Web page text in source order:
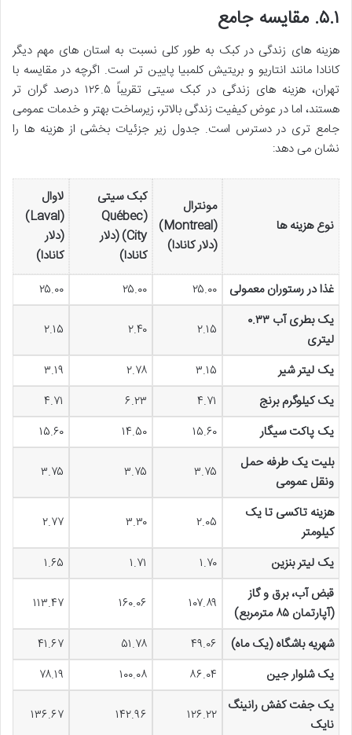
۵.۱. مقایسه جامع
هزینه های زندگی در کبک به طور کلی نسبت به استان های مهم دیگر
کانادا مانند انتاریو و بریتیش کلمبیا پایین تر است. اگرچه در مقایسه با
تهران، هزینه های زندگی در کبک سیتی تقریباً ۱۲۶.۵ درصد گران تر
هستند، اما در عوض کیفیت زندگی بالاتر، زیرساخت بهتر و خدمات عمومی
جامع تری در دسترس است. جدول زیر جزئیات بخشی از هزینه ها را
نشان می دهد:
نوع هزینه ها
مونترال
(Montreal)
(دلار کانادا)
کبک سیتی
(Québec
City) (دلار
کانادا)
لاوال
(Laval)
(دلار
کانادا)
غذا در رستوران معمولی
۲۵.۰۰ ۲۵.۰۰
۲۵.۰۰
یک بطری آب ۰.۳۳
لیتری
۲.۱۵ ۲.۴۰ ۲.۱۵
یک لیتر شیر ۳.۱۵ ۲.۷۸
۳.۱۹
یک کیلوگرم برنج
۴.۷۱ ۶.۲۳
۴.۷۱
یک پاکت سیگار
۱۵.۶۰ ۱۴.۵۰
۱۵.۶۰
بلیت یک طرفه حمل
ونقل عمومی
۳.۷۵ ۳.۷۵ ۳.۷۵
هزینه تاکسی تا یک
کیلومتر
۲.۰۵ ۳.۳۰ ۲.۷۷
یک لیتر بنزین ۱.۷۰ ۱.۷۱
۱.۶۵
قبض آب، برق و گاز
(آپارتمان ۸۵ مترمربع)
۱۰۷.۸۹ ۱۶۰.۰۶ ۱۱۳.۴۷
شهریه باشگاه (یک ماه) ۴۹.۰۶ ۵۱.۷۸
۴۱.۶۷
یک شلوار جین
۸۶.۰۴ ۱۰۰.۰۸
۷۸.۱۹
یک جفت کفش رانینگ
نایک
۱۲۶.۲۲ ۱۴۲.۹۶ ۱۳۶.۶۷